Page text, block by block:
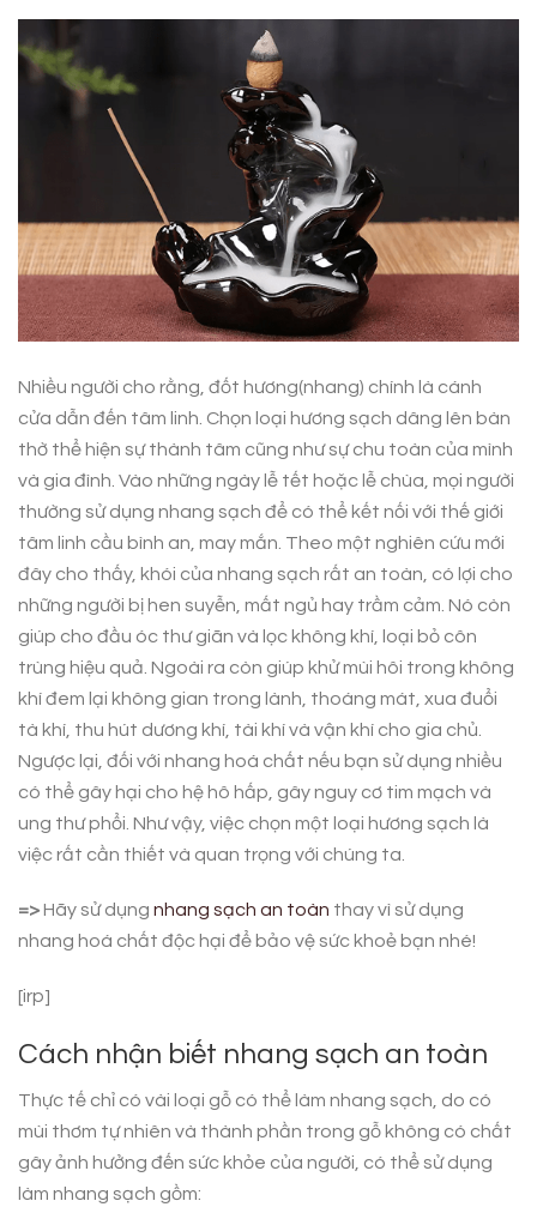
Nhiều người cho rằng, đốt hương(nhang) chính là cánh
cửa dẫn đến tâm linh. Chọn loại hương sạch dâng lên bàn
thờ thể hiện sự thành tâm cũng như sự chu toàn của mình
và gia đình. Vào những ngày lễ tết hoặc lễ chùa, mọi người
thường sử dụng nhang sạch để có thể kết nối với thế giới
tâm linh cầu bình an, may mắn. Theo một nghiên cứu mới
đây cho thấy, khói của nhang sạch rất an toàn, có lợi cho
những người bị hen suyễn, mất ngủ hay trầm cảm. Nó còn
giúp cho đầu óc thư giãn và lọc không khí, loại bỏ côn
trùng hiệu quả. Ngoài ra còn giúp khử mùi hôi trong không
khí đem lại không gian trong lành, thoáng mát, xua đuổi
tà khí, thu hút dương khí, tài khí và vận khí cho gia chủ.
Ngược lại, đối với nhang hoá chất nếu bạn sử dụng nhiều
có thể gây hại cho hệ hô hấp, gây nguy cơ tim mạch và
ung thư phổi. Như vậy, việc chọn một loại hương sạch là
việc rất cần thiết và quan trọng với chúng ta.
=>Hãy sử dụng nhang sạch an toàn thay vì sử dụng
nhang hoá chất độc hại để bảo vệ sức khoẻ bạn nhé!
[irp]
Cách nhận biết nhang sạch an toàn
Thực tế chỉ có vài loại gỗ có thể làm nhang sạch, do có
mùi thơm tự nhiên và thành phần trong gỗ không có chất
gây ảnh hưởng đến sức khỏe của người, có thể sử dụng
làm nhang sạch gồm: